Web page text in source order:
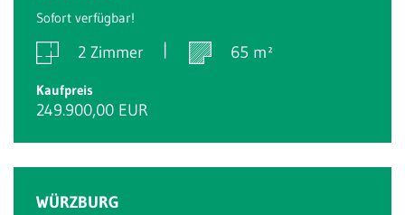
Sofort verfügbar!
2 Zimmer 65 m²
Kaufpreis
249.900,00 EUR
WÜRZBURG